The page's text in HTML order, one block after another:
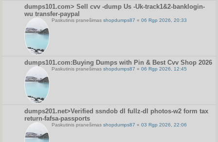
dumps101.com> Sell cvv -dump Us -Uk-track1&2-banklogin-
wu transfer-paypal
Paskutinis pranešimas shopdumps87 « 06 Rgp 2026, 20:33
dumps101.com:Buying Dumps with Pin & Best Cvv Shop 2026
Paskutinis pranešimas shopdumps87 « 06 Rgp 2026, 12:45
dumps201.net>Verified ssndob dl fullz-dl photos-w2 form tax
return-fafsa-passports
Paskutinis pranešimas shopdumps87 « 03 Rgp 2026, 22:06